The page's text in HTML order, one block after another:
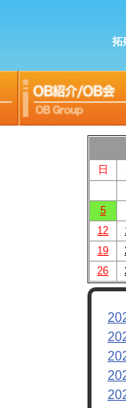
拓
日
5
12
19
26